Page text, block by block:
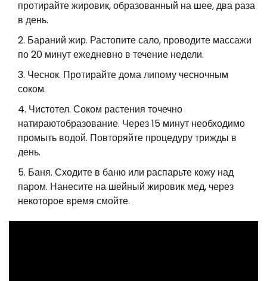
протирайте жировик, образованный на шее, два раза
в день.
Бараний жир. Растопите сало, проводите массажи
по 20 минут ежедневно в течение недели.
Чеснок. Протирайте дома липому чесночным
соком.
Чистотел. Соком растения точечно
натираютобразование. Через 15 минут необходимо
промыть водой. Повторяйте процедуру трижды в
день.
Баня. Сходите в баню или распарьте кожу над
паром. Нанесите на шейный жировик мед, через
некоторое время смойте.